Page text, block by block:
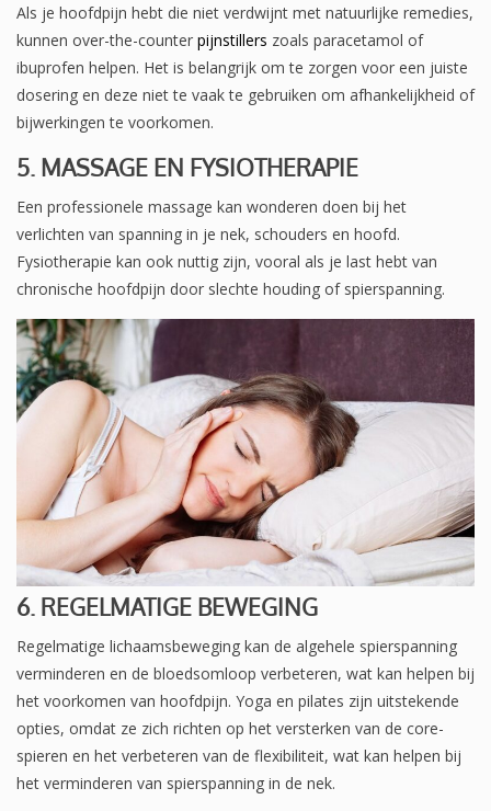
Als je hoofdpijn hebt die niet verdwijnt met natuurlijke remedies,
kunnen over-the-counter pijnstillers zoals paracetamol of
ibuprofen helpen. Het is belangrijk om te zorgen voor een juiste
dosering en deze niet te vaak te gebruiken om afhankelijkheid of
bijwerkingen te voorkomen.
5. MASSAGE EN FYSIOTHERAPIE
Een professionele massage kan wonderen doen bij het
verlichten van spanning in je nek, schouders en hoofd.
Fysiotherapie kan ook nuttig zijn, vooral als je last hebt van
chronische hoofdpijn door slechte houding of spierspanning.
6. REGELMATIGE BEWEGING
Regelmatige lichaamsbeweging kan de algehele spierspanning
verminderen en de bloedsomloop verbeteren, wat kan helpen bij
het voorkomen van hoofdpijn. Yoga en pilates zijn uitstekende
opties, omdat ze zich richten op het versterken van de core-
spieren en het verbeteren van de flexibiliteit, wat kan helpen bij
het verminderen van spierspanning in de nek.